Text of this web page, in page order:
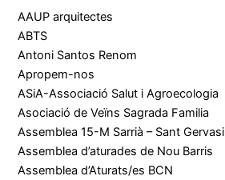
AAUP arquitectes
ABTS
Antoni Santos Renom
Apropem-nos
ASiA-Associació Salut i Agroecologia
Asociació de Veïns Sagrada Familia
Assemblea 15-M Sarrià – Sant Gervasi
Assemblea d’aturades de Nou Barris
Assemblea d’Aturats/es BCN